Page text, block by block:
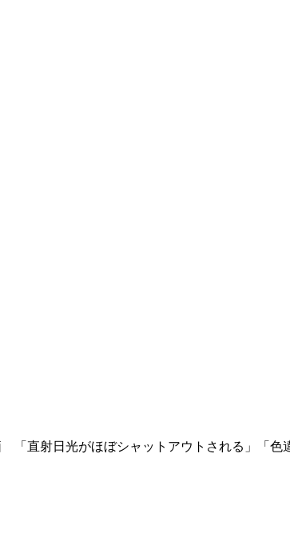
直射日光がほぼシャットアウトされる」「色